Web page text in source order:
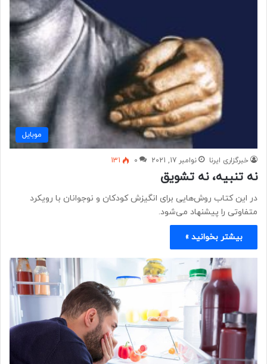
موبايل
خبرگزاری ایرنا نوامبر 17, 2021 0
131
نه تنبیه، نه تشویق
در این کتاب روش‌هایی برای انگیزش کودکان و نوجوانان با رویکرد
متفاوتی را پیشنهاد می‌شود.
بیشتر بخوانید »